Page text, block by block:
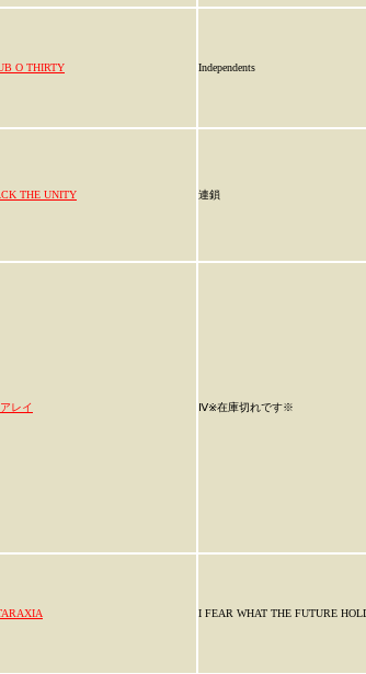
O THIRTY Independents
THE UNITY 連鎖
レイ Ⅳ※在庫切れです※
I FEAR WHAT THE FUTURE